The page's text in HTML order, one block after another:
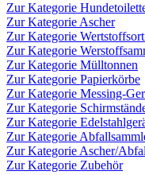
Zur Kategorie
Zur Kategorie Ascher
Zur Kategorie
Zur Kategorie
Zur Kategorie Mülltonnen
Zur Kategorie Papierkörbe
Zur Kategorie Messing-
Zur Kategorie
Zur Kategorie
Zur Kategorie
Zur Kategorie Ascher/
Zur Kategorie Zubehör